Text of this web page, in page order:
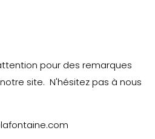
pour des remarques
site. N'hésitez pas à nous